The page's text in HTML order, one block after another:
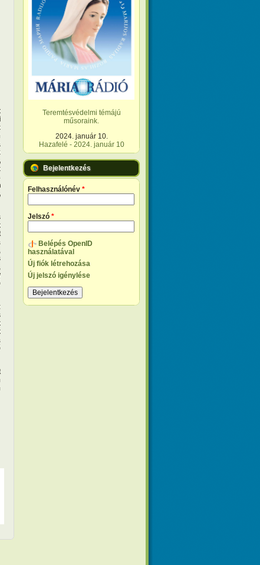
Teremtésvédelmi témájú
műsoraink.
2024. január 10.
Hazafelé - 2024. január 10
Bejelentkezés
Felhasználónév *
Jelszó *
Belépés OpenID
használatával
Új fiók létrehozása
Új jelszó igénylése